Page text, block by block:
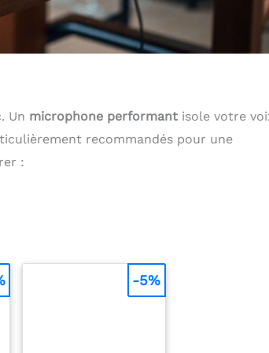
Un microphone performant isole votre
recommandés pour une
:
-5%